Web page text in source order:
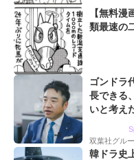
【無料
類最速の
ゴンドラ
長できる
いと考え
双葉社グル
韓ドラ史